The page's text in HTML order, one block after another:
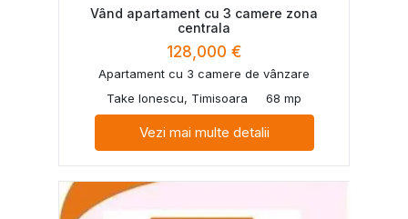
Vând apartament cu 3 camere zona
centrala
128,000 €
Apartament cu 3 camere de vânzare
Take Ionescu, Timisoara
68 mp
Vezi mai multe detalii